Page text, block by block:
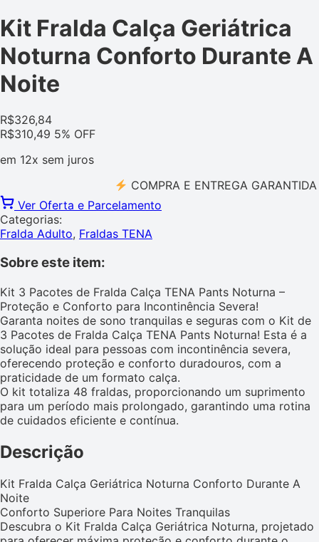
Kit Fralda Calça Geriátrica
Noturna Conforto Durante A
Noite
R$326,84
R$310,49 5% OFF
em 12x sem juros
COMPRA E ENTREGA GARANTIDA
Ver Oferta e Parcelamento
Categorias:
Fralda Adulto, Fraldas TENA
Sobre este item:
Kit 3 Pacotes de Fralda Calça TENA Pants Noturna –
Proteção e Conforto para Incontinência Severa!
Garanta noites de sono tranquilas e seguras com o Kit de
3 Pacotes de Fralda Calça TENA Pants Noturna! Esta é a
solução ideal para pessoas com incontinência severa,
oferecendo proteção e conforto duradouros, com a
praticidade de um formato calça.
O kit totaliza 48 fraldas, proporcionando um suprimento
para um período mais prolongado, garantindo uma rotina
de cuidados eficiente e contínua.
Descrição
Kit Fralda Calça Geriátrica Noturna Conforto Durante A
Noite
Conforto Superiore Para Noites Tranquilas
Descubra o Kit Fralda Calça Geriátrica Noturna, projetado